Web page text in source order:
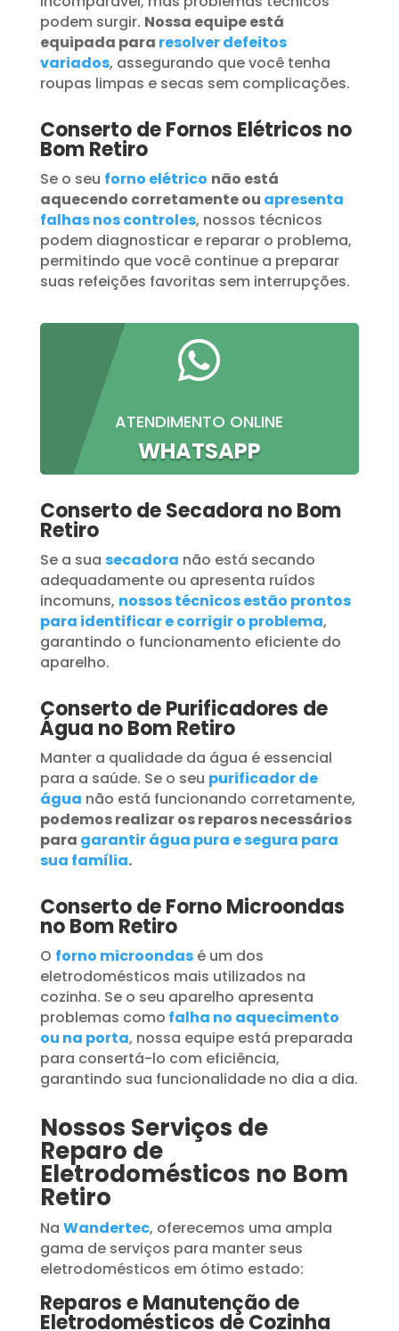
podem surgir. Nossa equipe está
equipada para resolver defeitos
variados, assegurando que você tenha
roupas limpas e secas sem complicações.
Conserto de Fornos Elétricos no
Bom Retiro
Se o seu forno elétrico não está
aquecendo corretamente ou apresenta
falhas nos controles, nossos técnicos
podem diagnosticar e reparar o problema,
permitindo que você continue a preparar
suas refeições favoritas sem interrupções.

ATENDIMENTO ONLINE
WHATSAPP
Conserto de Secadora no Bom
Retiro
Se a sua secadora não está secando
adequadamente ou apresenta ruídos
incomuns, nossos técnicos estão prontos
para identificar e corrigir o problema,
garantindo o funcionamento eficiente do
aparelho.
Conserto de Purificadores de
Água no Bom Retiro
Manter a qualidade da água é essencial
para a saúde. Se o seu purificador de
água não está funcionando corretamente,
podemos realizar os reparos necessários
para garantir água pura e segura para
sua família.
Conserto de Forno Microondas
no Bom Retiro
O forno microondasé um dos
eletrodomésticos mais utilizados na
cozinha. Se o seu aparelho apresenta
problemas como falha no aquecimento
ou na porta, nossa equipe está preparada
para consertá-lo com eficiência,
garantindo sua funcionalidade no dia a dia.
Nossos Serviços de
Reparo de
Eletrodomésticos no Bom
Retiro
Na Wandertec, oferecemos uma ampla
gama de serviços para manter seus
eletrodomésticos em ótimo estado:
Reparos e Manutenção de
Eletrodomésticos de Cozinha